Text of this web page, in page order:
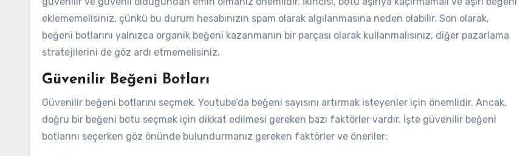
eklememelisiniz, çünkü bu durum hesabınızın spam olarak algılanmasına neden olabilir. Son olarak,
beğeni botlarını yalnızca organik beğeni kazanmanın bir parçası olarak kullanmalısınız, diğer pazarlama
stratejilerini de göz ardı etmemelisiniz.
Güvenilir Beğeni Botları
Güvenilir beğeni botlarını seçmek, Youtube’da beğeni sayısını artırmak isteyenler için önemlidir. Ancak,
doğru bir beğeni botu seçmek için dikkat edilmesi gereken bazı faktörler vardır. İşte güvenilir beğeni
botlarını seçerken göz önünde bulundurmanız gereken faktörler ve öneriler: